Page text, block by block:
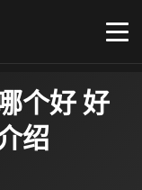
个好 好
绍